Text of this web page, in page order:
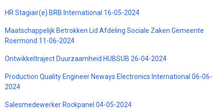
HR Stagiair(e) BRB International 16-05-2024
Maatschappelijk Betrokken Lid Afdeling Sociale Zaken Gemeente
Roermond 11-06-2024
Ontwikkeltraject Duurzaamheid HUBSUB 26-04-2024
Production Quality Engineer Neways Electronics International 06-06-
2024
Salesmedewerker Rockpanel 04-05-2024